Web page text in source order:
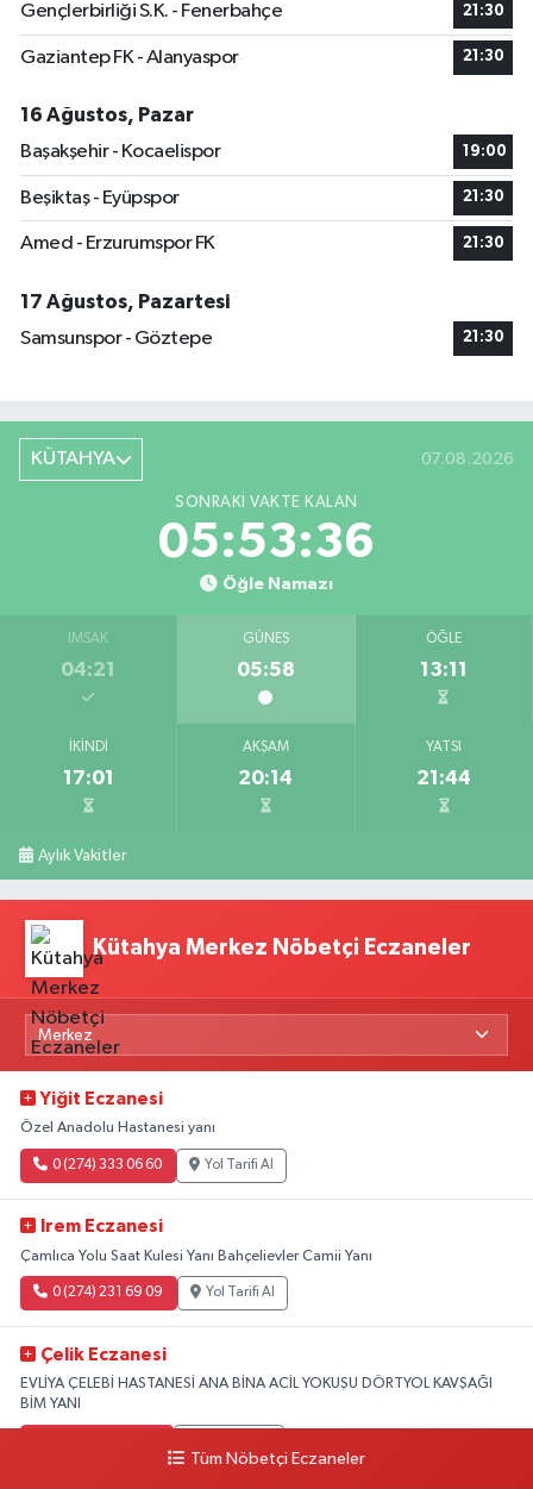
Gençlerbirliği S.K. - Fenerbahçe 21:30
Gaziantep FK - Alanyaspor 21:30
16 Ağustos, Pazar
Başakşehir - Kocaelispor
19:00
Beşiktaş - Eyüpspor 21:30
Amed - Erzurumspor FK 21:30
17 Ağustos, Pazartesi
Samsunspor - Göztepe
21:30
KÜTAHYA 07.08.2026
SONRAKI VAKTE KALAN
05:53:36
Öğle Namazı
İMSAK
04:21
GÜNEŞ
05:58
ÖĞLE
13:11
İKINDI
17:01
AKŞAM
20:14
YATSI
21:44
Aylık Vakitler
Kütahya Merkez Nöbetçi Eczaneler
Yiğit Eczanesi
Özel Anadolu Hastanesi yanı
0 (274) 333 06 60 Yol Tarifi Al
Irem Eczanesi
Çamlıca Yolu Saat Kulesi Yanı Bahçelievler Camii Yanı
0 (274) 231 69 09 Yol Tarifi Al
Çelik Eczanesi
EVLİYA ÇELEBİ HASTANESİ ANA BİNA ACİL YOKUŞU DÖRTYOL KAVŞAĞI
BİM YANI
Tüm Nöbetçi Eczaneler